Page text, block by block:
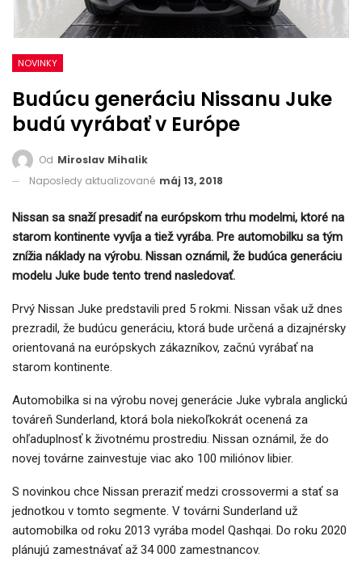
NOVINKY
Budúcu generáciu Nissanu Juke
budú vyrábať v Európe
Od Miroslav Mihalik
Naposledy aktualizované máj 13, 2018
Nissan sa snaží presadiť na európskom trhu modelmi, ktoré na
starom kontinente vyvíja a tiež vyrába. Pre automobilku sa tým
znížia náklady na výrobu. Nissan oznámil, že budúca generáciu
modelu Juke bude tento trend nasledovať.
Prvý Nissan Juke predstavili pred 5 rokmi. Nissan však už dnes
prezradil, že budúcu generáciu, ktorá bude určená a dizajnérsky
orientovaná na európskych zákazníkov, začnú vyrábať na
starom kontinente.
Automobilka si na výrobu novej generácie Juke vybrala anglickú
továreň Sunderland, ktorá bola niekoľkokrát ocenená za
ohľaduplnosť k životnému prostrediu. Nissan oznámil, že do
novej továrne zainvestuje viac ako 100 miliónov libier.
S novinkou chce Nissan preraziť medzi crossovermi a stať sa
jednotkou v tomto segmente. V továrni Sunderland už
automobilka od roku 2013 vyrába model Qashqai. Do roku 2020
plánujú zamestnávať až 34 000 zamestnancov.